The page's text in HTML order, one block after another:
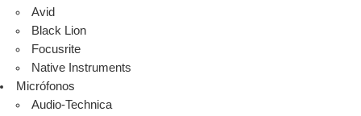
Avid
Black Lion
Focusrite
Native Instruments
Micrófonos
Audio-Technica